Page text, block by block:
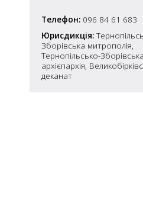
Телефон: 096 84 61 683
Юрисдикція:
Зборівська митрополія,
Тернопільсько-Зборівська
архієпархія,
деканат
8
10
2
5